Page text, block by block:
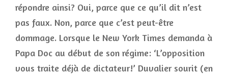
répondre ainsi? Oui, parce que ce qu’il dit n’est
pas faux. Non, parce que c’est peut-être
dommage. Lorsque le New York Times demanda à
Papa Doc au début de son régime: ‘L’opposition
vous traite déjà de dictateur!’ Duvalier sourit (en